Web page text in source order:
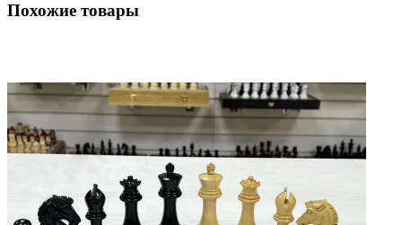
Похожие товары